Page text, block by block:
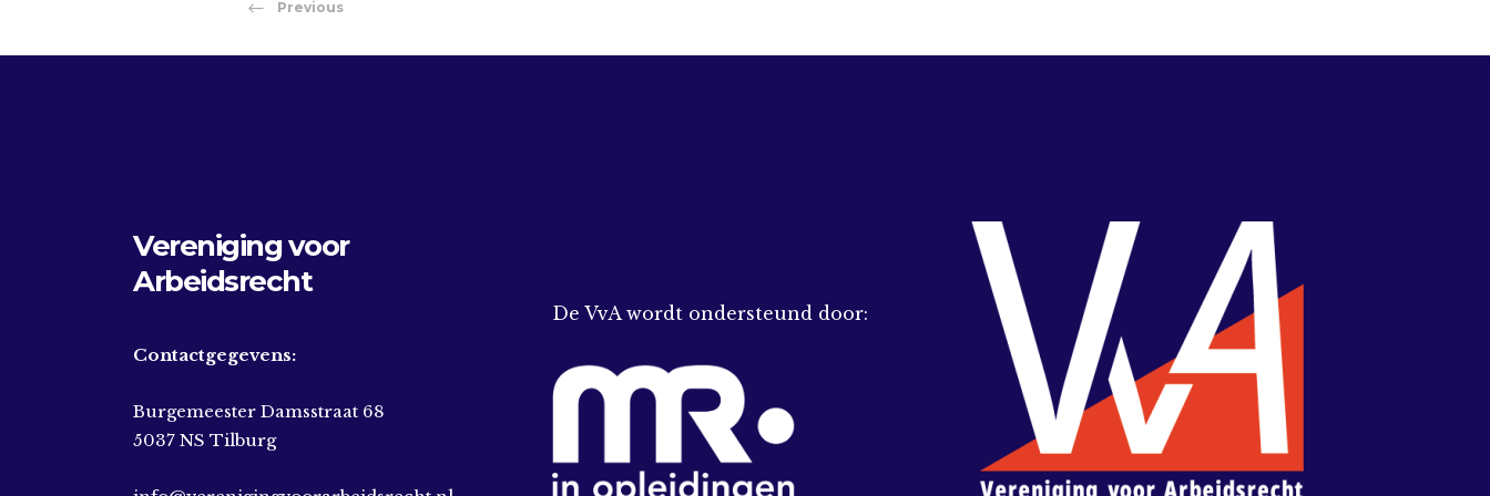
Previous
Vereniging voor
Arbeidsrecht
Contactgegevens:
Burgemeester Damsstraat 68
5037 NS Tilburg
De VvA wordt ondersteund door: